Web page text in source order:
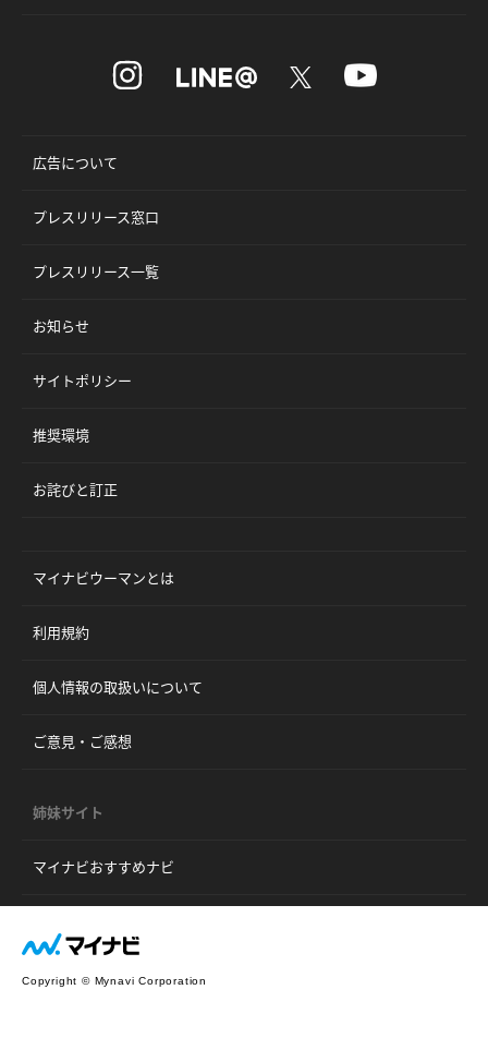
広告について
プレスリリース窓口
プレスリリース一覧
お知らせ
サイトポリシー
推奨環境
お詫びと訂正
マイナビウーマンとは
利用規約
個人情報の取扱いについて
ご意見・ご感想
姉妹サイト
マイナビおすすめナビ
Copyright © Mynavi Corporation